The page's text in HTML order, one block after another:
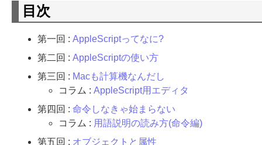
目次
第一回 : AppleScriptってなに?
第二回 : AppleScriptの使い方
第三回 : Macも計算機なんだし
コラム : AppleScript用エディタ
第四回 : 命令しなきゃ始まらない
コラム : 用語説明の読み方(命令編)
第五回 : オブジェクトと属性